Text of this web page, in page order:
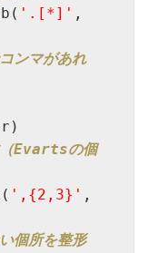
'.[*]'
ンマがあれ
（Evartsの個
',{2,3}'
個所を整形